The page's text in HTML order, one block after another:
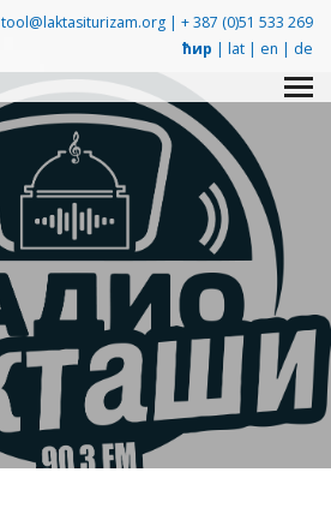
tool@laktasiturizam.org | + 387 (0)51 533 269
ћир | lat | en | de